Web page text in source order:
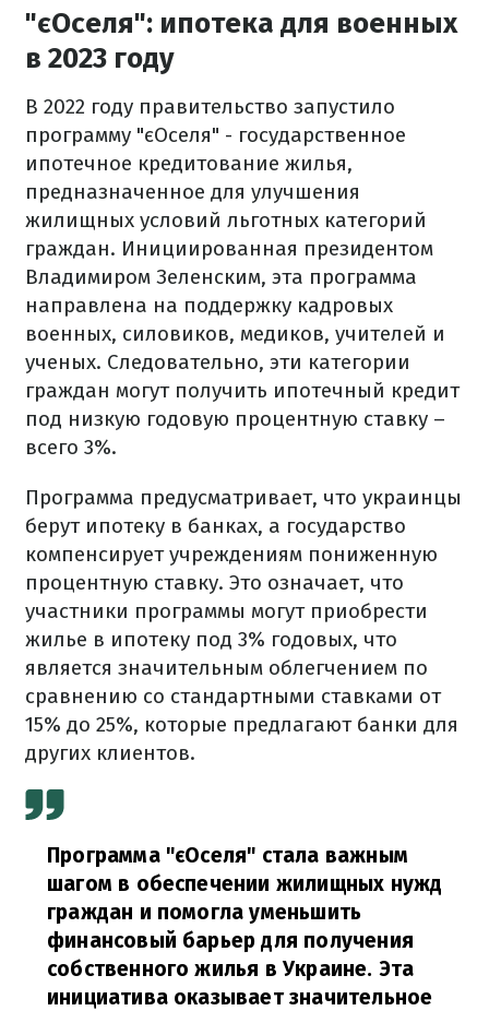
"єОселя": ипотека для военных
в 2023 году
В 2022 году правительство запустило
программу "єОселя" - государственное
ипотечное кредитование жилья,
предназначенное для улучшения
жилищных условий льготных категорий
граждан. Инициированная президентом
Владимиром Зеленским, эта программа
направлена на поддержку кадровых
военных, силовиков, медиков, учителей и
ученых. Следовательно, эти категории
граждан могут получить ипотечный кредит
под низкую годовую процентную ставку –
всего 3%.
Программа предусматривает, что украинцы
берут ипотеку в банках, а государство
компенсирует учреждениям пониженную
процентную ставку. Это означает, что
участники программы могут приобрести
жилье в ипотеку под 3% годовых, что
является значительным облегчением по
сравнению со стандартными ставками от
15% до 25%, которые предлагают банки для
других клиентов.
Программа "єОселя" стала важным
шагом в обеспечении жилищных нужд
граждан и помогла уменьшить
финансовый барьер для получения
собственного жилья в Украине. Эта
инициатива оказывает значительное